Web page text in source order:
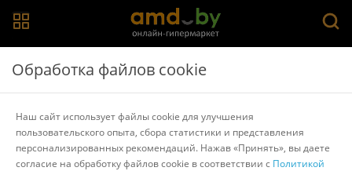
Главная > Каталог товаров Смесители
Lemark Rubineta Для кухни/мойки
Для ванны
Встраиваемый (скрытого монтажа)
Обработка файлов cookie
Наш сайт использует файлы cookie для улучшения
пользовательского опыта, сбора статистики и представления
персонализированных рекомендаций. Нажав «Принять», вы даете
согласие на обработку файлов cookie в соответствии с Политикой